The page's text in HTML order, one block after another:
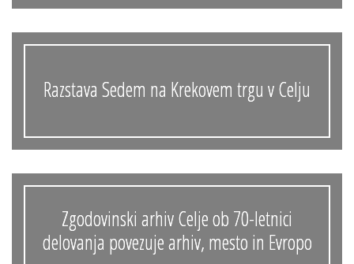
Razstava Sedem na Krekovem trgu v Celju
Zgodovinski arhiv Celje ob 70-letnici
delovanja povezuje arhiv, mesto in Evropo